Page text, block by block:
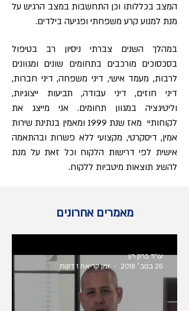
המצב בכללותו וכן התחשבות במצב הרגיש על
מנת למנוע קרע משפחתי ופגיעה בילדים.
במהלך השנים צברתי ניסיון רב בטיפול
בסכסוכים מורכבים בתחומים שונים ומגוונים
לרבות, מעמד אישי, דיני משפחה, דיני חברות,
דיני חוזים, דיני עבודה, תביעות ייצוגיות,
וליטיגציה במגוון תחומים. אני מייצג את
לקוחותיי
מאז שנת 1999 ומאמין בנתינת שירות
אמין, דיסקרטי, מקצועי ללא פשרות ובהתאמה
אישית לפי דרישות הלקוח וכל זאת על מנת
להשיג תוצאות מיטביות ללקוח.
מאמרים אחרונים
עו"ד ברק רון
26 בנוב׳ 2018
זמן קריאה 1 דקות